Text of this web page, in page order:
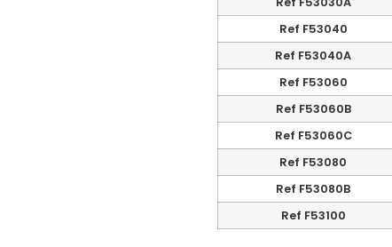
Ref F53040
Ref F53040A
Ref F53060
Ref F53060B
Ref F53060C
Ref F53080
Ref F53080B
Ref F53100